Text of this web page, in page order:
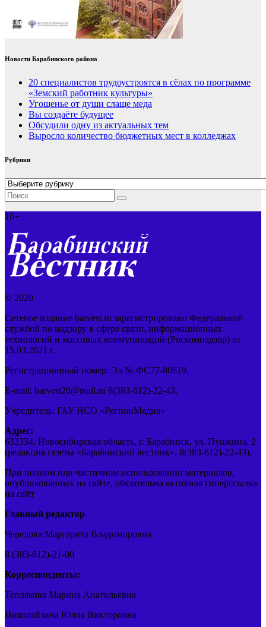
Новости Барабинского района
20 специалистов трудоустроятся в сёлах по программе
«Земский работник культуры»
Угощенье от души слаще меда
Вы создаёте будущее
Обсудили одну из актуальных тем
Выросло количество бюджетных мест в колледжах
Рубрики
Рубрики
16+
© 2020
Сетевое издание barvest.ru зарегистрировано Федеральной
службой по надзору в сфере связи, информационных
технологий и массовых коммуникаций (Роскомнадзор) от
15.03.2021 г.
Регистрационный номер: Эл № ФС77-80619.
E-mail: barvest20@mail.ru 8(383-612)-22-43.
Учредитель: ГАУ НСО «РегионМедиа»
Адрес:
632334, Новосибирская область, г. Барабинск, ул. Пушкина, 2
(редакция газеты «Барабинский вестник», 8(383-612)-22-43).
При полном или частичном использовании материалов,
опубликованных на сайте, обязательна активная гиперссылка
на сайт
Главный редактор
Чередова Маргарита Владимировна
8 (383-612)-21-00
Корреспонденты:
Теплякова Марина Анатольевна
Николайзина Юлия Викторовна